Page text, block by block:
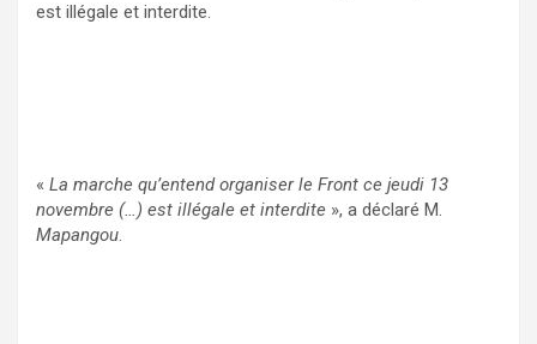
est illégale et interdite.
« La marche qu’entend organiser le Front ce jeudi 13
novembre (…) est illégale et interdite », a déclaré M.
Mapangou.